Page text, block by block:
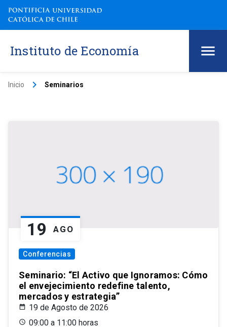
Instituto de Economía
Inicio keyboard_arrow_right Seminarios
19 AGO
Conferencias
Seminario: “El Activo que Ignoramos: Cómo
el envejecimiento redefine talento,
mercados y estrategia”
19 de Agosto de 2026
09:00 a 11:00 horas